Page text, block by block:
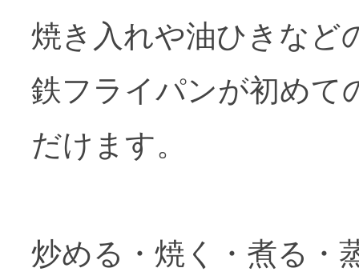
焼き入れや油ひきなど
鉄フライパンが初めて
だけます。
炒める・焼く・煮る・